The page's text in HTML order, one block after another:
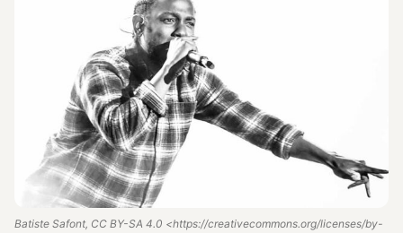
Batiste Safont, CC BY-SA 4.0 <https://creativecommons.org/licenses/by-